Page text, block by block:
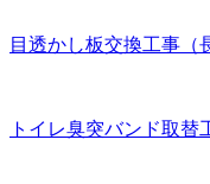
目透かし板交換工事（
トイレ臭突バンド取替